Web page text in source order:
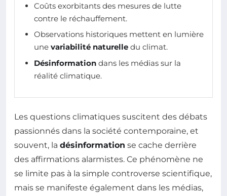
Coûts exorbitants des mesures de lutte
contre le réchauffement.
Observations historiques mettent en lumière
une variabilité naturelle du climat.
Désinformation dans les médias sur la
réalité climatique.
Les questions climatiques suscitent des débats
passionnés dans la société contemporaine, et
souvent, la désinformation se cache derrière
des affirmations alarmistes. Ce phénomène ne
se limite pas à la simple controverse scientifique,
mais se manifeste également dans les médias,